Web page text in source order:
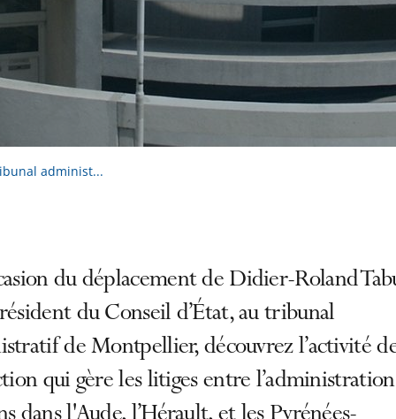
administ...
du déplacement de Didier-Roland
du Conseil d’État, au tribunal
de Montpellier, découvrez l’activité
qui gère les litiges entre